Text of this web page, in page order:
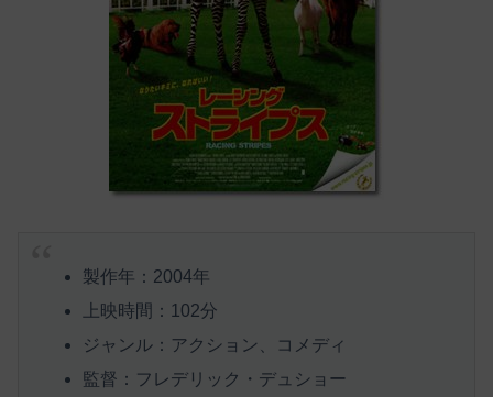
製作年：2004年
上映時間：102分
ジャンル：アクション、コメディ
監督：フレデリック・デュショー